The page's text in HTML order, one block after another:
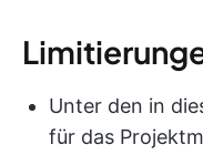
Unter den in
für das